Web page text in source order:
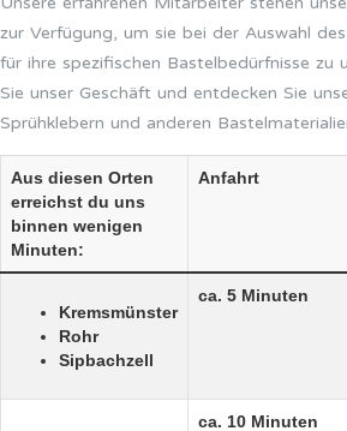
zur Verfügung, um sie bei der Auswahl
für ihre spezifischen Bastelbedürfnisse zu
Sie unser Geschäft und entdecken Sie
Sprühklebern und anderen
Aus diesen Orten
erreichst du uns
binnen wenigen
Minuten:
Anfahrt
Kremsmünster
Rohr
Sipbachzell
ca. 5 Minuten
ca. 10 Minuten